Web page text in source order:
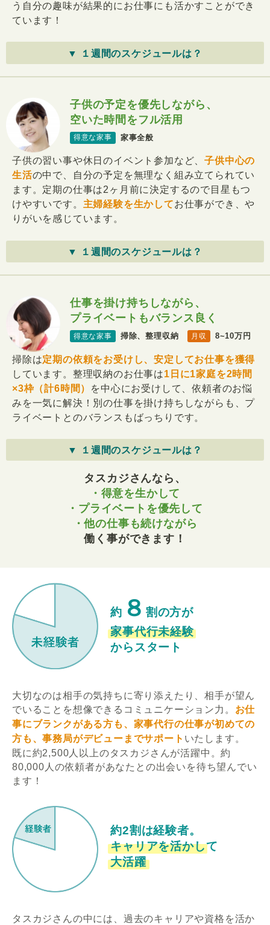
う自分の趣味が結果的にお仕事にも活かすことができ
ています！
▼ １週間のスケジュールは？
子供の予定を優先しながら、
空いた時間をフル活用
得意な家事 家事全般
子供の習い事や休日のイベント参加など、子供中心の
生活の中で、自分の予定を無理なく組み立てられてい
ます。定期の仕事は2ヶ月前に決定するので目星もつ
けやすいです。 主婦経験を生かしてお仕事ができ、や
りがいを感じています。
▼ １週間のスケジュールは？
仕事を掛け持ちしながら、
プライベートもバランス良く
得意な家事 掃除、整理収納 月収 8~10万円
掃除は定期の依頼をお受けし、安定してお仕事を獲得
しています。整理収納のお仕事は1日に1家庭を2時間
×3枠（計6時間）
を中心にお受けして、依頼者のお悩
みを一気に解決！別の仕事を掛け持ちしながらも、プ
ライベートとのバランスもばっちりです。
▼ １週間のスケジュールは？
タスカジさんなら、
・得意を生かして
・プライベートを優先して
・他の仕事も続けながら
働く事ができます！
約 ８ 割の方が
家事代行未経験
からスタート
大切なのは相手の気持ちに寄り添えたり、相手が望ん
でいることを想像できるコミュニケーション力。 お仕
事にブランクがある方も、家事代行の仕事が初めての
方も、事務局がデビューまでサポート いたします。
既に約2,500人以上のタスカジさんが活躍中。約
80,000人の依頼者があなたとの出会いを待ち望んでい
ます！
約2割は経験者。
キャリアを活かして
大活躍
タスカジさんの中には、過去のキャリアや資格を活か